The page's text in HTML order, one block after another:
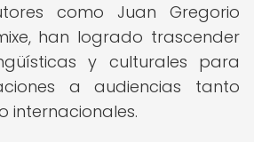
como Juan Gregorio
han logrado trascender
y culturales para
a audiencias tanto
internacionales.